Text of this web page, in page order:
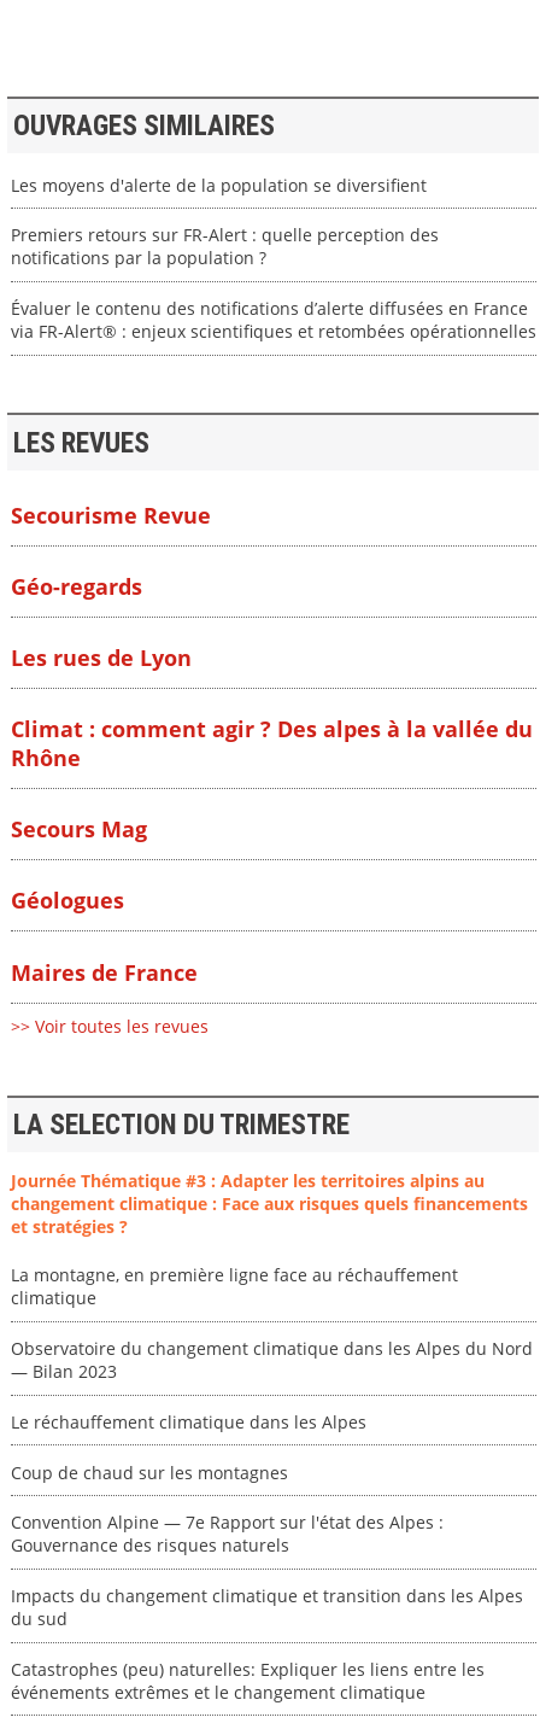
OUVRAGES SIMILAIRES
Les moyens d'alerte de la population se diversifient
Premiers retours sur FR-Alert : quelle perception des
notifications par la population ?
Évaluer le contenu des notifications d’alerte diffusées en France
via FR-Alert® : enjeux scientifiques et retombées opérationnelles
LES REVUES
Secourisme Revue
Géo-regards
Les rues de Lyon
Climat : comment agir ? Des alpes à la vallée du
Rhône
Secours Mag
Géologues
Maires de France
>> Voir toutes les revues
LA SELECTION DU TRIMESTRE
Journée Thématique #3 : Adapter les territoires alpins au
changement climatique : Face aux risques quels financements
et stratégies ?
La montagne, en première ligne face au réchauffement
climatique
Observatoire du changement climatique dans les Alpes du Nord
— Bilan 2023
Le réchauffement climatique dans les Alpes
Coup de chaud sur les montagnes
Convention Alpine — 7e Rapport sur l'état des Alpes :
Gouvernance des risques naturels
Impacts du changement climatique et transition dans les Alpes
du sud
Catastrophes (peu) naturelles: Expliquer les liens entre les
événements extrêmes et le changement climatique